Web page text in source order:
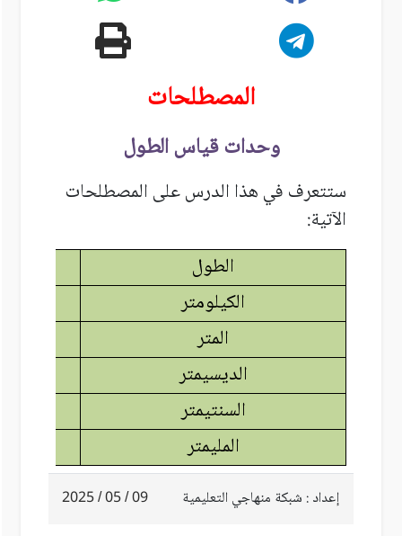
المصطلحات
وحدات قياس الطول
ستتعرف في هذا الدرس على المصطلحات
الآتية:
الطول
الكيلومتر
المتر
الديسيمتر
السنتيمتر
المليمتر
إعداد : شبكة منهاجي التعليمية 09 / 05 / 2025